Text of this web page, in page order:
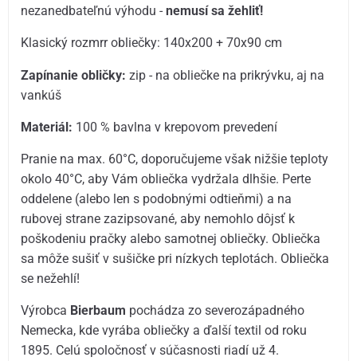
nezanedbateľnú výhodu -nemusí sa žehliť!
Klasický rozmrr obliečky: 140x200 + 70x90 cm
Zapínanie obličky: zip - na obliečke na prikrývku, aj na
vankúš
Materiál: 100 % bavlna v krepovom prevedení
Pranie na max. 60°C, doporučujeme však nižšie teploty
okolo 40°C, aby Vám obliečka vydržala dlhšie. Perte
oddelene (alebo len s podobnými odtieňmi) a na
rubovej strane zazipsované, aby nemohlo dôjsť k
poškodeniu pračky alebo samotnej obliečky. Obliečka
sa môže sušiť v sušičke pri nízkych teplotách. Obliečka
se nežehlí!
Výrobca Bierbaum pochádza zo severozápadného
Nemecka, kde vyrába obliečky a ďalší textil od roku
1895. Celú spoločnosť v súčasnosti riadí už 4.